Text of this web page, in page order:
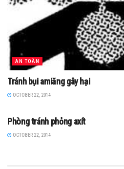
AN TOÀN
Tránh bụi amiăng gây hại
OCTOBER 22, 2014
Phòng tránh phỏng axít
OCTOBER 22, 2014